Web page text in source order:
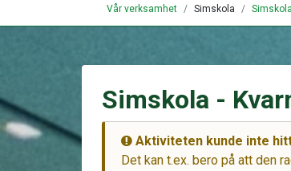
Vår verksamhet Simskola
Simskola -
Aktiviteten kunde inte
Det kan t.ex. bero på att den